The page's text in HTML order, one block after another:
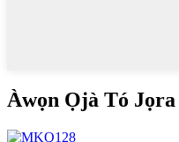
Àwọn Ọjà Tó Jọra